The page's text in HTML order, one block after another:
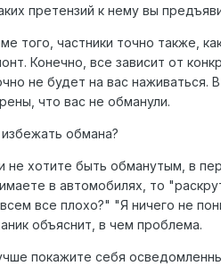
претензий к нему вы
того, частники точно также,
Конечно, все зависит от
не будет на вас
что вас не обманули.
обмана?
не хотите быть обманутым, в
в автомобилях, то
все плохо?" "Я ничего не
объяснит, в чем проблема.
покажите себя